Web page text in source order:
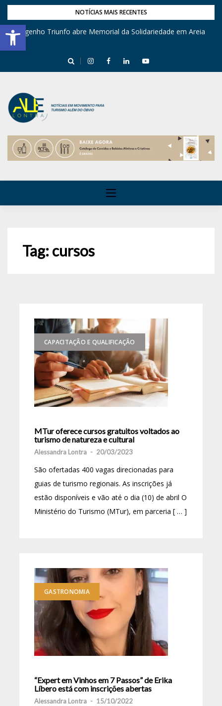
Barra de Ferramentas Aberta
NOTÍCIAS MAIS RECENTES
Engenho Triunfo abre Memorial da Solidariedade em Areia
Tag:cursos
CAPACITAÇÃO E QUALIFICAÇÃO
MTur oferece cursos gratuitos voltados ao
turismo de natureza e cultural
Alessandra Lontra - 20/03/2023
São ofertadas 400 vagas direcionadas para
guias de turismo regionais. As inscrições já
estão disponíveis e vão até o dia (10) de abril O
Ministério do Turismo (MTur), em parceria [ … ]
GASTRONOMIA
“Expert em Vinhos em 7 Passos” de Erika
Líbero está com inscrições abertas
Alessandra Lontra - 15/10/2022